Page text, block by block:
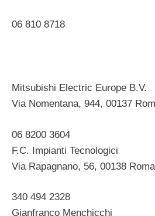
06 810 8718
Mitsubishi Electric Europe B.V.
Via Nomentana, 944, 00137
06 8200 3604
F.C. Impianti Tecnologici
Via Rapagnano, 56, 00138 Roma ‎
340 494 2328
Gianfranco Menchicchi